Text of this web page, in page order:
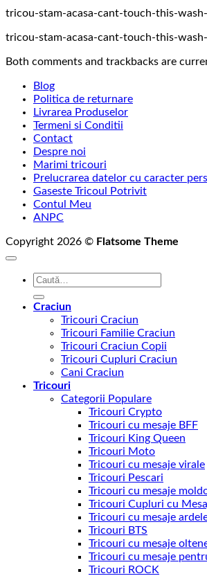
tricou-stam-acasa-cant-touch-this-
tricou-stam-acasa-cant-touch-this-
Both comments and trackbacks are
Blog
Politica de returnare
Livrarea Produselor
Termeni si Conditii
Contact
Despre noi
Marimi tricouri
Prelucrarea datelor cu caracter
Gaseste Tricoul Potrivit
Contul Meu
ANPC
Copyright 2026 © Flatsome Theme
Caută
Craciun
Tricouri Craciun
Tricouri Familie Craciun
Tricouri Craciun Copii
Tricouri Cupluri Craciun
Cani Craciun
Tricouri
Categorii Populare
Tricouri Crypto
Tricouri cu mesaje BFF
Tricouri King Queen
Tricouri Moto
Tricouri cu mesaje virale
Tricouri Pescari
Tricouri cu mesaje
Tricouri Cupluri cu
Tricouri cu mesaje
Tricouri BTS
Tricouri cu mesaje
Tricouri cu mesaje
Tricouri ROCK